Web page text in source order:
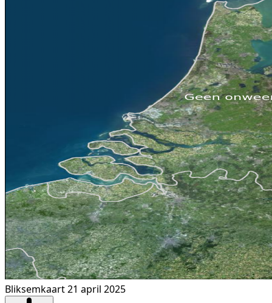
Bliksemkaart 21 april 2025